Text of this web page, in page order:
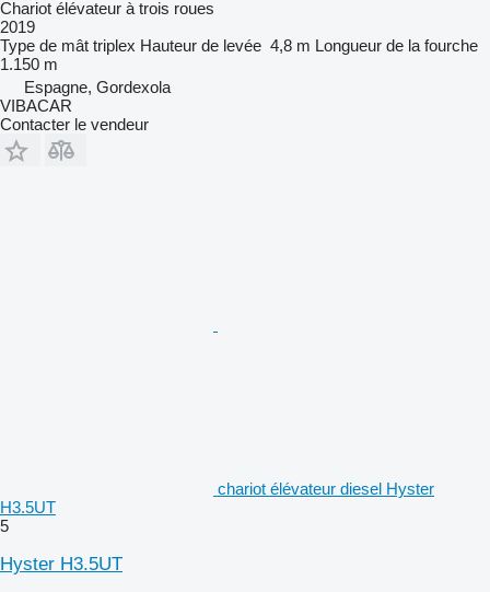
Chariot élévateur à trois roues
2019
Type de mât triplex Hauteur de levée 4,8 m Longueur de la fourche
1.150 m
Espagne, Gordexola
VIBACAR
Contacter le vendeur
chariot élévateur diesel Hyster
H3.5UT
5
Hyster H3.5UT